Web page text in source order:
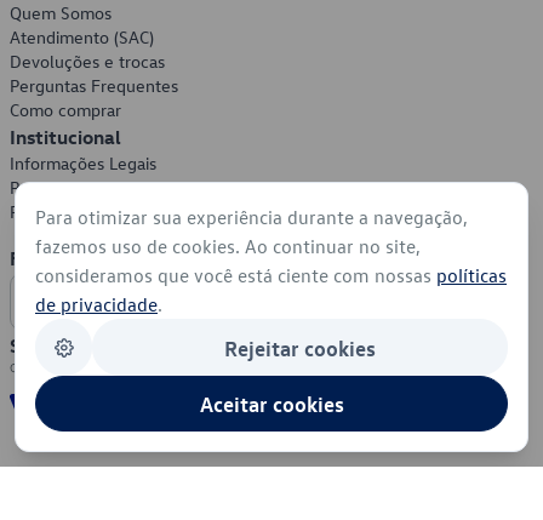
Quem Somos
Atendimento (SAC)
Devoluções e trocas
Perguntas Frequentes
Como comprar
Institucional
Informações Legais
Política de Privacidade
Política de Cookies
Formas de Pagamento
Segurança
Para otimizar sua experiência durante a navegação,
fazemos uso de cookies. Ao continuar no site,
consideramos que você está ciente com nossas políticas
de privacidade.
Rejeitar cookies
Aceitar cookies